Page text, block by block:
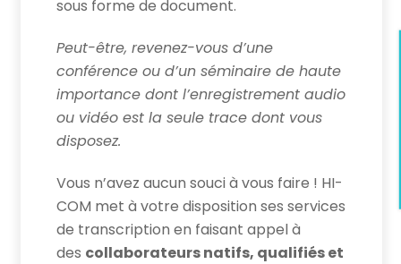
sous forme de document.
Peut-être, revenez-vous d’une
conférence ou d’un séminaire de haute
importance dont l’enregistrement audio
ou vidéo est la seule trace dont vous
disposez.
Vous n’avez aucun souci à vous faire ! HI-
COM met à votre disposition ses services
de transcription en faisant appel à
des collaborateurs natifs, qualifiés et